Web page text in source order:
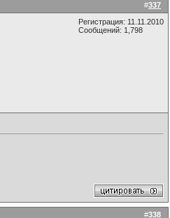
#337
Регистрация: 11.11.2010
Сообщений: 1,798
#338